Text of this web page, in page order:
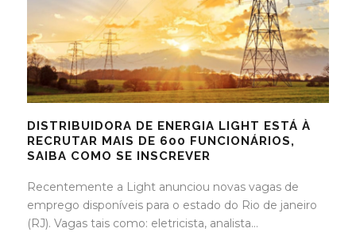
DISTRIBUIDORA DE ENERGIA LIGHT ESTÁ À
RECRUTAR MAIS DE 600 FUNCIONÁRIOS,
SAIBA COMO SE INSCREVER
Recentemente a Light anunciou novas vagas de
emprego disponíveis para o estado do Rio de janeiro
(RJ). Vagas tais como: eletricista, analista...